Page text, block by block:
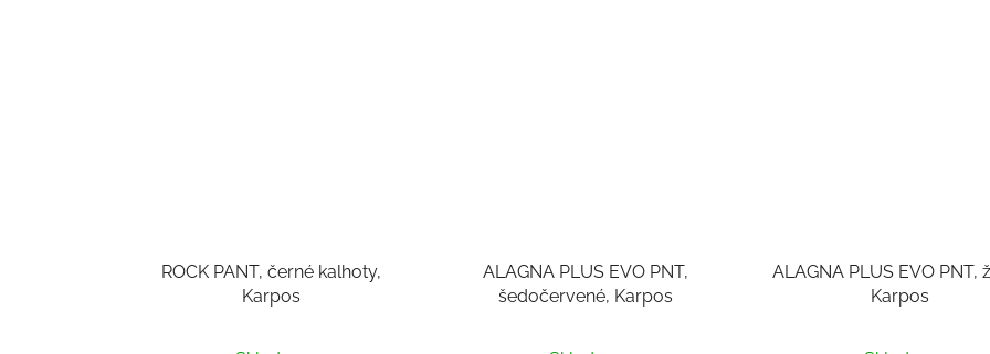
ROCK PANT, černé kalhoty,
Karpos
ALAGNA PLUS EVO PNT,
šedočervené, Karpos
ALAGNA PLUS EVO PNT,
Karpos